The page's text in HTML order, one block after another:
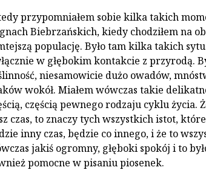
przypomniałem sobie kilka takich
Biebrzańskich, kiedy chodziłem na
populację. Było tam kilka takich
w głębokim kontakcie z przyrodą.
niesamowicie dużo owadów,
wokół. Miałem wówczas takie
częścią pewnego rodzaju cyklu życia.
czas, to znaczy tych wszystkich istot,
inny czas, będzie co innego, i że to
jakiś ogromny, głęboki spokój i to
pomocne w pisaniu piosenek.